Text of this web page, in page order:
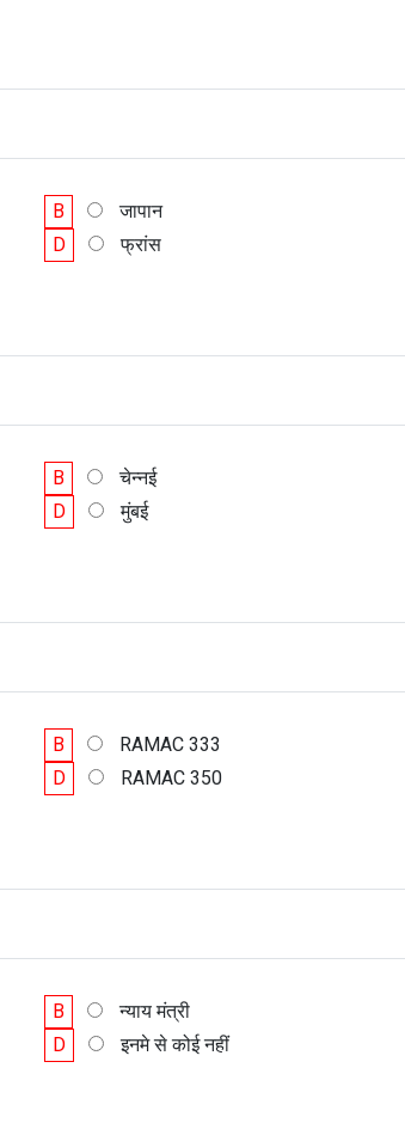
B
जापान
D फ्रांस
B
चेन्नई
D मुंबई
B
RAMAC 333
D RAMAC 350
B
न्याय मंत्री
D इनमे से कोई नहीं